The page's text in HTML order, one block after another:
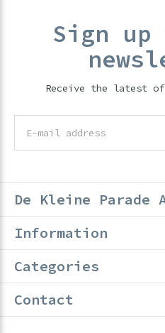
Sign
Receive the latest
De Kleine Parade
Information
Categories
Contact